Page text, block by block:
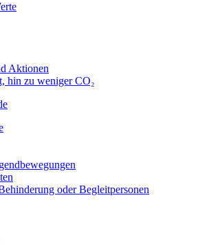
Aktionen
hin zu weniger CO₂
oder Begleitpersonen